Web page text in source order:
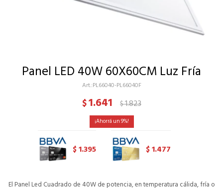
Panel LED 40W 60X60CM Luz Fría
PL66040-PL66040F
$1.641 $1.823
9
$1.395 $1.477
El Panel Led Cuadrado de 40W de potencia, en temperatura cálida, fría o